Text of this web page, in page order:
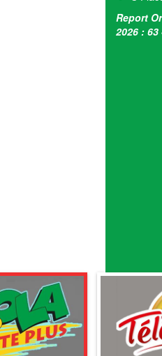
Report
2026 : 63